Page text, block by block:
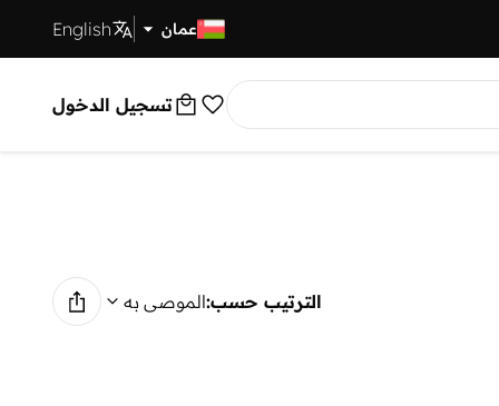
عمان English
تسجيل الدخول
الترتيب حسب:الموصى به